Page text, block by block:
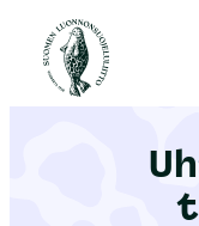
Etusivu